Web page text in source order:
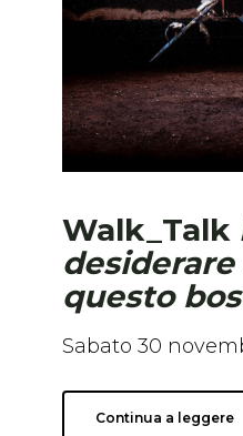
Walk_Talk
questo
Sabato 30
Continua a leggere